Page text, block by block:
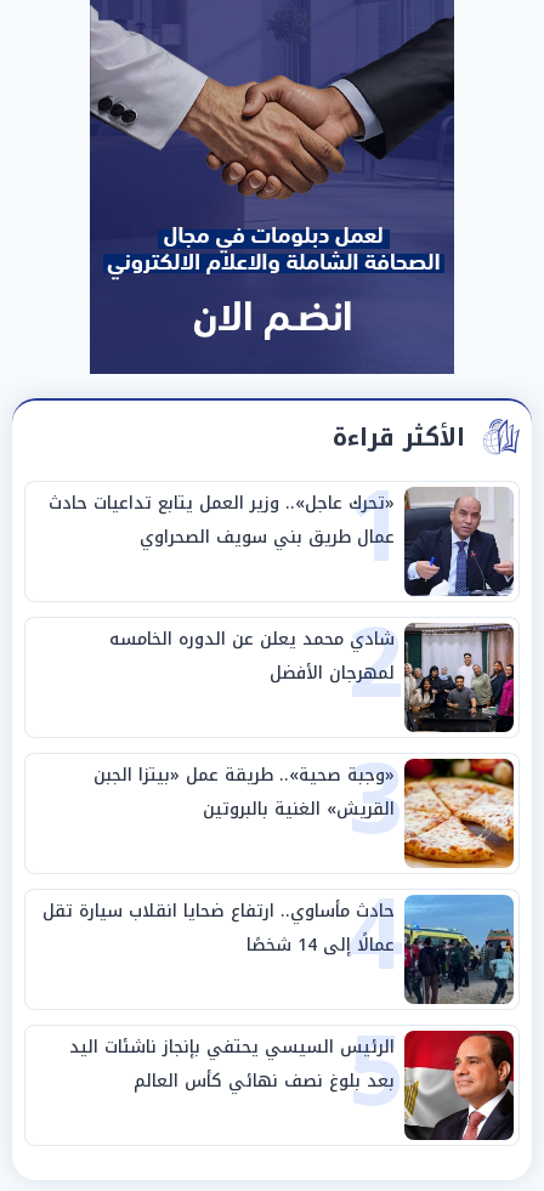
الأكثر قراءة
1
«تحرك عاجل».. وزير العمل يتابع تداعيات حادث
عمال طريق بني سويف الصحراوي
2
شادي محمد يعلن عن الدوره الخامسه
لمهرجان الأفضل
3
«وجبة صحية».. طريقة عمل «بيتزا الجبن
القريش» الغنية بالبروتين
4
حادث مأساوي.. ارتفاع ضحايا انقلاب سيارة تقل
عمالًا إلى 14 شخصًا
5
الرئيس السيسي يحتفي بإنجاز ناشئات اليد
بعد بلوغ نصف نهائي كأس العالم